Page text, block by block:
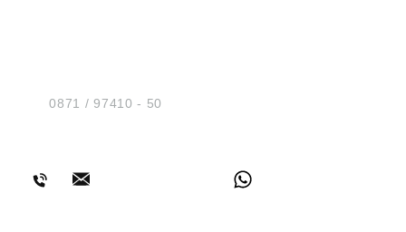
Tel.:0871 / 97410 - 50